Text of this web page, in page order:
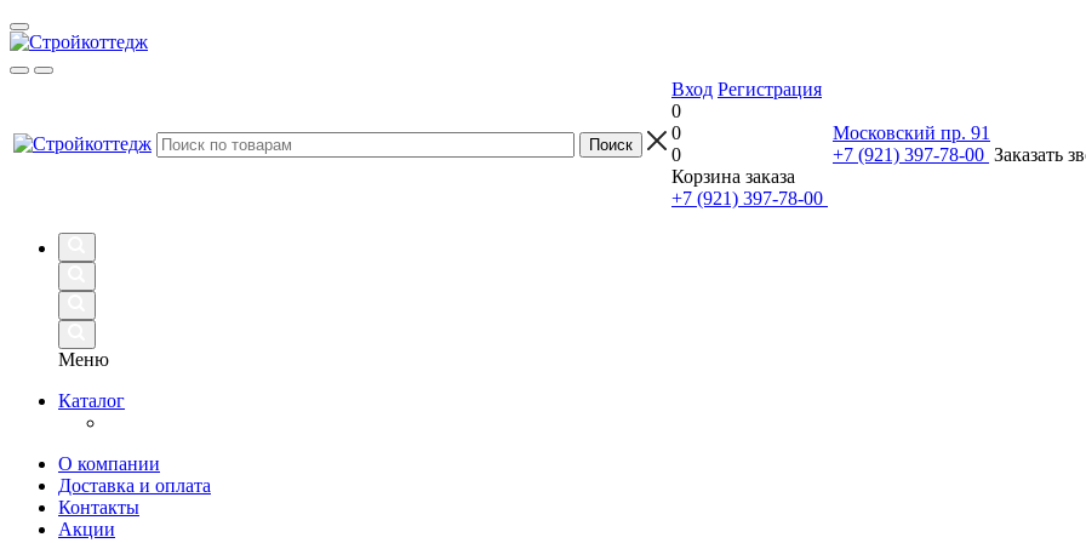
Вход Регистрация
0
0
0
Корзина заказа
+7 (921) 397-78-00
Московский пр. 91
+7 (921) 397-78-00 Заказать
Меню
Каталог
О компании
Доставка и оплата
Контакты
Акции